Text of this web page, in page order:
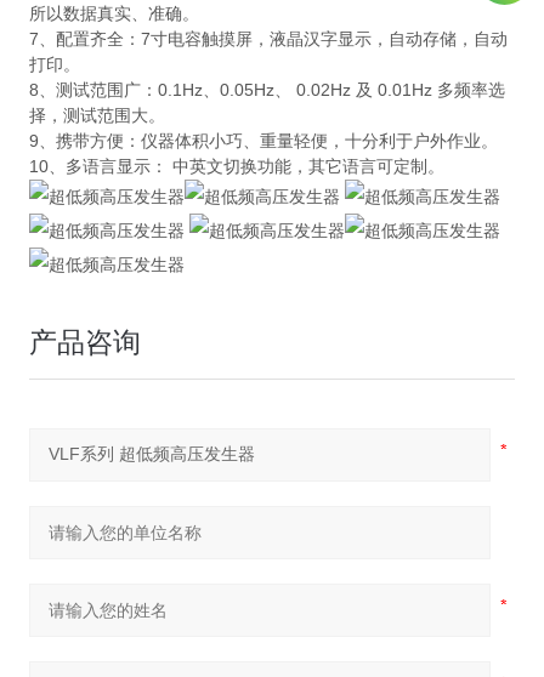
所以数据真实、准确。
7、配置齐全：7寸电容触摸屏，液晶汉字显示，自动存储，自动
打印。
8、测试范围广：0.1Hz、0.05Hz、 0.02Hz 及 0.01Hz 多频率选
择，测试范围大。
9、携带方便：仪器体积小巧、重量轻便，十分利于户外作业。
10、多语言显示： 中英文切换功能，其它语言可定制。
产品咨询